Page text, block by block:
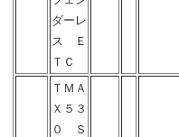
ダーレ
ス Ｅ
ＴＣ
ＴＭＡ
Ｘ５３
０ Ｓ